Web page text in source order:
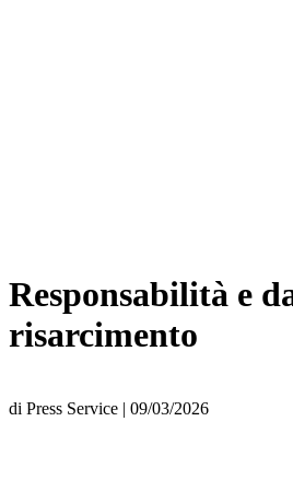
Responsabilità e
risarcimento
di Press Service | 09/03/2026